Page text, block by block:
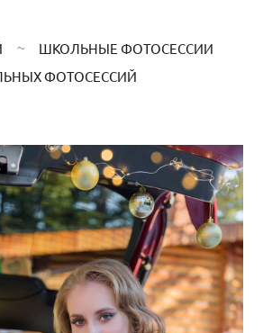
ШКОЛЬНЫЕ ФОТОСЕССИИ
ФОТОСЕССИЙ